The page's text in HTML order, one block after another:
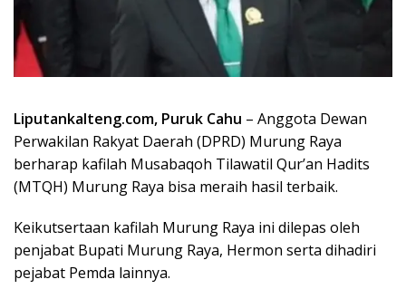
Liputankalteng.com, Puruk Cahu – Anggota Dewan
Perwakilan Rakyat Daerah (DPRD) Murung Raya
berharap kafilah Musabaqoh Tilawatil Qur’an Hadits
(MTQH) Murung Raya bisa meraih hasil terbaik.
Keikutsertaan kafilah Murung Raya ini dilepas oleh
penjabat Bupati Murung Raya, Hermon serta dihadiri
pejabat Pemda lainnya.